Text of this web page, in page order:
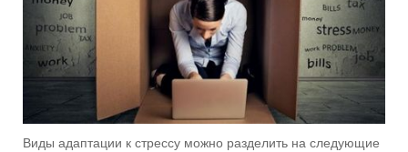
Виды адаптации к стрессу можно разделить на следующие